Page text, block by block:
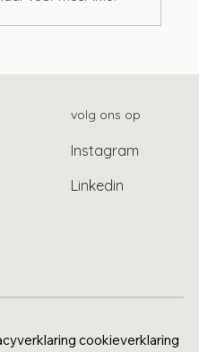
volg ons op
Instagram
Linkedin
cookieverklaring